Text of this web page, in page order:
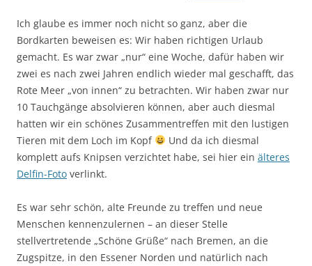
Ich glaube es immer noch nicht so ganz, aber die
Bordkarten beweisen es: Wir haben richtigen Urlaub
gemacht. Es war zwar „nur“ eine Woche, dafür haben wir
zwei es nach zwei Jahren endlich wieder mal geschafft, das
Rote Meer „von innen“ zu betrachten. Wir haben zwar nur
10 Tauchgänge absolvieren können, aber auch diesmal
hatten wir ein schönes Zusammentreffen mit den lustigen
Tieren mit dem Loch im Kopf
Und da ich diesmal
komplett aufs Knipsen verzichtet habe, sei hier ein älteres
Delfin-Foto verlinkt.
Es war sehr schön, alte Freunde zu treffen und neue
Menschen kennenzulernen – an dieser Stelle
stellvertretende „Schöne Grüße“ nach Bremen, an die
Zugspitze, in den Essener Norden und natürlich nach